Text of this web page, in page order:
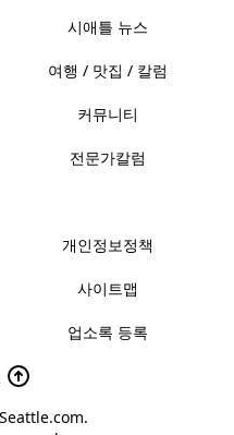
시애틀 뉴스
여행 / 맛집 / 칼럼
커뮤니티
전문가칼럼
개인정보정책
사이트맵
업소록 등록
.